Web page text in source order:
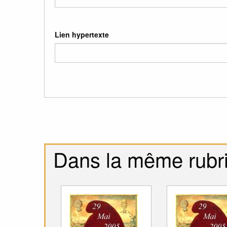
Lien hypertexte
Dans la même